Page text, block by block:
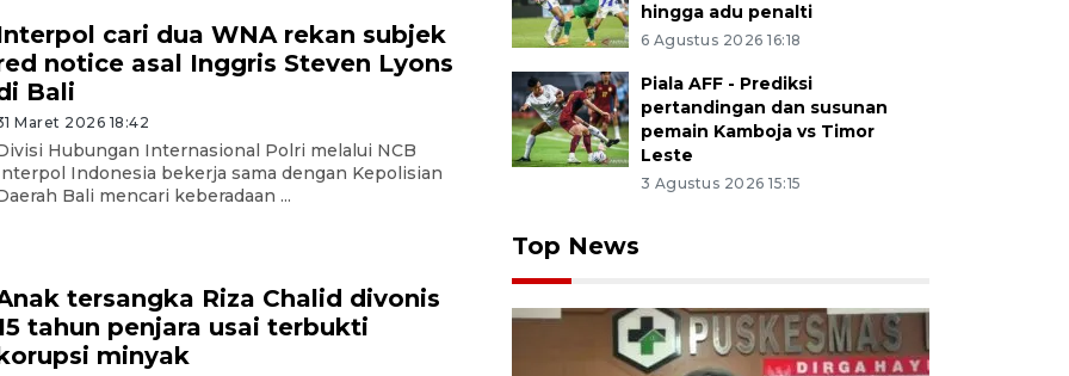
cari dua WNA rekan subjek
notice asal Inggris Steven Lyons
Bali
Maret 2026 18:42
Hubungan Internasional Polri melalui NCB
Indonesia bekerja sama dengan Kepolisian
Bali mencari keberadaan ...
tersangka Riza Chalid divonis
tahun penjara usai terbukti
minyak
hingga adu penalti
6 Agustus 2026 16:18
Piala AFF - Prediksi
pertandingan dan susunan
pemain Kamboja vs Timor
Leste
3 Agustus 2026 15:15
Top News